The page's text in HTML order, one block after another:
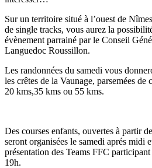
Sur un territoire situé à l’ouest de
de single tracks, vous aurez la
évènement parrainé par le Conseil
Languedoc Roussillon.
Les randonnées du samedi vous
les crêtes de la Vaunage, parsemées de
20 kms,35 kms ou 55 kms.
Des courses enfants, ouvertes à partir
seront organisées le samedi aprés midi
présentation des Teams FFC
19h.